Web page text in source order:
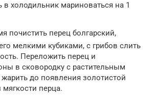
в холодильник мариноваться на 1
почистить перец болгарский,
мелкими кубиками, с грибов слить
Переложить перец и
в сковородку с растительным
до появления золотистой
мягкости перца.